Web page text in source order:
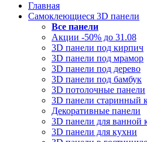
Главная
Самоклеющиеся 3D панели
Все панели
Акции -50% до 31.08
3D панели под кирпич
3D панели под мрамор
3D панели под дерево
3D панели под бамбук
3D потолочные панели
3D панели старинный
Декоративные панели
3D панели для ванной
3D панели для кухни